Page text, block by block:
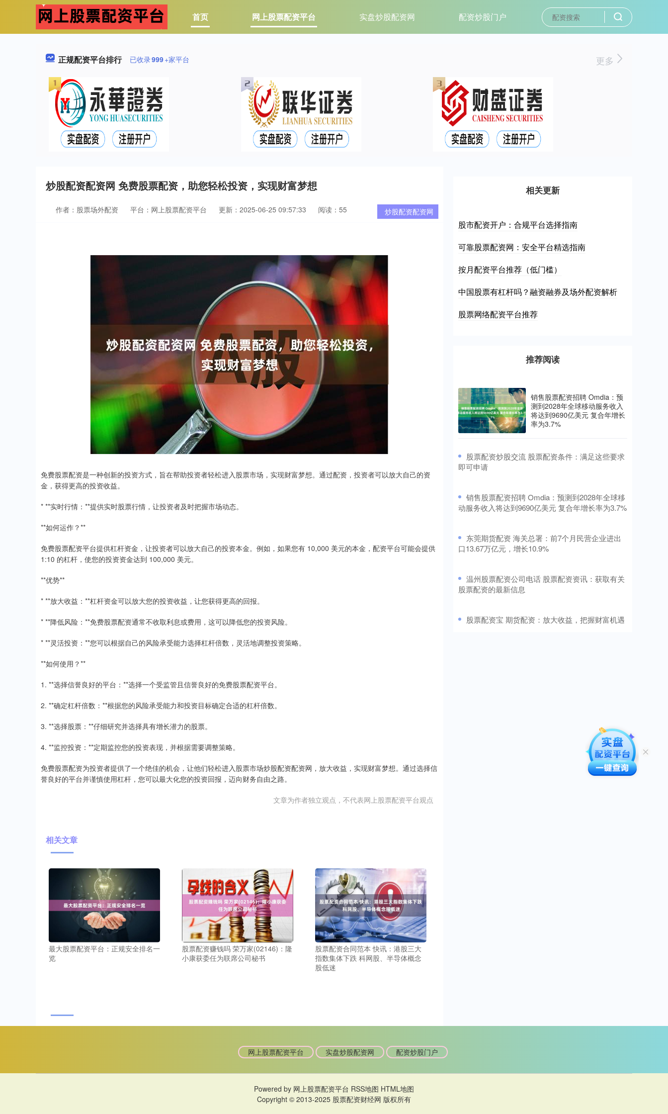
首页 网上股票配资平台 实盘炒股配资网 配资炒股门户
正规配资平台排行 已收录999+家平台 更多
炒股配资配资网 免费股票配资，助您轻松投资，实现财富梦想
炒股配资配资网
作者：股票场外配资 平台：网上股票配资平台 更新：2025-06-25 09:57:33 阅读：55
免费股票配资是一种创新的投资方式，旨在帮助投资者轻松进入股票市场，实现财富梦想。通过配资，投资者可以放大自己的资
金，获得更高的投资收益。
* **实时行情：**提供实时股票行情，让投资者及时把握市场动态。
**如何运作？**
免费股票配资平台提供杠杆资金，让投资者可以放大自己的投资本金。例如，如果您有 10,000 美元的本金，配资平台可能会提供
1:10 的杠杆，使您的投资资金达到 100,000 美元。
**优势**
* **放大收益：**杠杆资金可以放大您的投资收益，让您获得更高的回报。
* **降低风险：**免费股票配资通常不收取利息或费用，这可以降低您的投资风险。
* **灵活投资：**您可以根据自己的风险承受能力选择杠杆倍数，灵活地调整投资策略。
**如何使用？**
1. **选择信誉良好的平台：**选择一个受监管且信誉良好的免费股票配资平台。
2. **确定杠杆倍数：**根据您的风险承受能力和投资目标确定合适的杠杆倍数。
3. **选择股票：**仔细研究并选择具有增长潜力的股票。
4. **监控投资：**定期监控您的投资表现，并根据需要调整策略。
免费股票配资为投资者提供了一个绝佳的机会，让他们轻松进入股票市场炒股配资配资网，放大收益，实现财富梦想。通过选择信
誉良好的平台并谨慎使用杠杆，您可以最大化您的投资回报，迈向财务自由之路。
文章为作者独立观点，不代表网上股票配资平台观点
相关文章
最大股票配资平台：正规安全排名一
览
股票配资赚钱吗 荣万家(02146)：隆
小康获委任为联席公司秘书
股票配资合同范本 快讯：港股三大
指数集体下跌 科网股、半导体概念
股低迷
相关更新
股市配资开户：合规平台选择指南
可靠股票配资网：安全平台精选指南
按月配资平台推荐（低门槛）
中国股票有杠杆吗？融资融券及场外配资解析
股票网络配资平台推荐
推荐阅读
销售股票配资招聘 Omdia：预
测到2028年全球移动服务收入
将达到9690亿美元 复合年增长
率为3.7%
​股票配资炒股交流 股票配资条件：满足这些要求
即可申请
​销售股票配资招聘 Omdia：预测到2028年全球移
动服务收入将达到9690亿美元 复合年增长率为3.7%
​东莞期货配资 海关总署：前7个月民营企业进出
口13.67万亿元，增长10.9%
​温州股票配资公司电话 股票配资资讯：获取有关
股票配资的最新信息
​股票配资宝 期货配资：放大收益，把握财富机遇
网上股票配资平台 实盘炒股配资网 配资炒股门户
Powered by 网上股票配资平台 RSS地图 HTML地图
Copyright © 2013-2025 股票配资财经网 版权所有